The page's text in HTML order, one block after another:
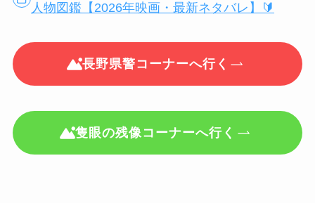
人物図鑑【2026年映画・最新ネタバレ】🔰
長野県警コーナーへ行く
隻眼の残像コーナーへ行く